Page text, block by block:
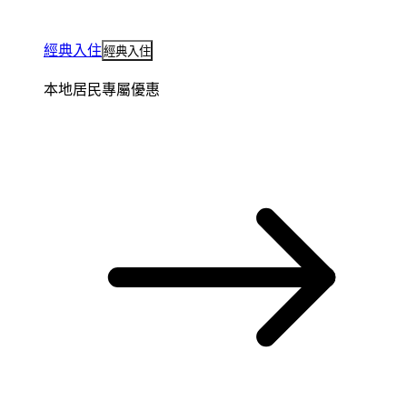
經典入住經典入住
本地居民專屬優惠